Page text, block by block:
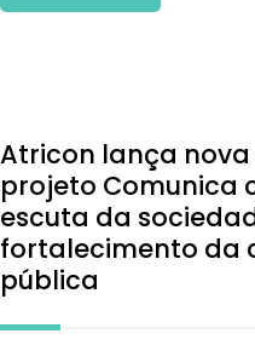
Atricon lança
projeto Comunica
escuta da
fortalecimento da
pública